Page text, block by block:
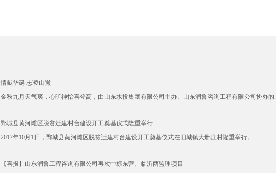
情献华诞 志凌山巅
金秋九月天气爽，心旷神怡喜登高，由山东水投集团有限公司主办、山东润鲁咨询工程有限公司协办的...
鄄城县黄河滩区脱贫迁建村台建设开工奠基仪式隆重举行
2017年10月1日，鄄城县黄河滩区脱贫迁建村台建设开工奠基仪式在旧城镇大邢庄村隆重举行。...
【喜报】山东润鲁工程咨询有限公司再次中标东营、临沂两监理项目